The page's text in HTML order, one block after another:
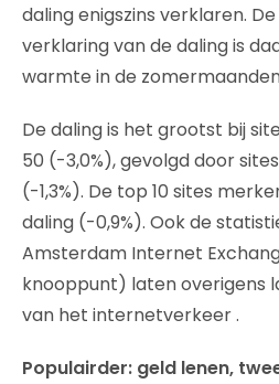
daling enigszins verklaren.
verklaring van de daling is
warmte in de
De daling is het grootst bij
50 (-3,0%), gevolgd door
(-1,3%). De top 10 sites
daling (-0,9%). Ook de
Amsterdam Internet
knooppunt) laten overigens
van het internetverkeer .
Populairder: geld lenen,